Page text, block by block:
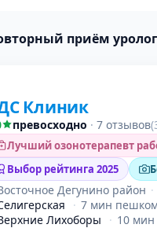
приём
Клиник
превосходно · 7 отзывов
Лучший озонотерапевт
Выбор рейтинга 2025
Дегунино район ·
· 7 мин
Лихоборы
· 10